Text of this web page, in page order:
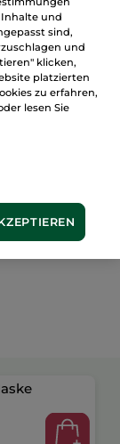
12/08
in
und
sind,
und
klicken,
platzierten
zu erfahren,
lesen Sie